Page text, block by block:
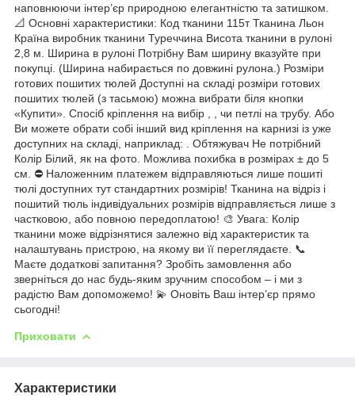
наповнюючи інтер’єр природною елегантністю та затишком.
📐 Основні характеристики: Код тканини 115т Тканина Льон
Країна виробник тканини Туреччина Висота тканини в рулоні
2,8 м. Ширина в рулоні Потрібну Вам ширину вказуйте при
покупці. (Ширина набирається по довжині рулона.) Розміри
готових пошитих тюлей Доступні на складі розміри готових
пошитих тюлей (з тасьмою) можна вибрати біля кнопки
«Купити». Спосіб кріплення на вибір , , чи петлі на трубу. Або
Ви можете обрати собі інший вид кріплення на карнизі із уже
доступних на складі, наприклад: . Обтяжувач Не потрібний
Колір Білий, як на фото. Можлива похибка в розмірах ± до 5
см. ⛔ Наложенним платежем відправляються лише пошиті
тюлі доступних тут стандартних розмірів! Тканина на відріз і
пошитий тюль індивідуальних розмірів відправляється лише з
частковою, або повною передоплатою! 🎨 Увага: Колір
тканини може відрізнятися залежно від характеристик та
налаштувань пристрою, на якому ви її переглядаєте. 📞
Маєте додаткові запитання? Зробіть замовлення або
зверніться до нас будь-яким зручним способом – і ми з
радістю Вам допоможемо! 💫 Оновіть Ваш інтер’єр прямо
сьогодні!
Приховати
Характеристики